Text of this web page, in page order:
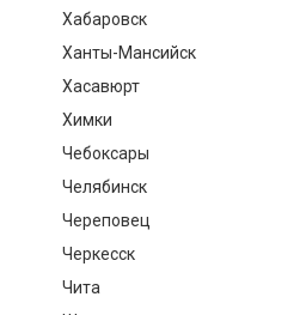
Хабаровск
Ханты-Мансийск
Хасавюрт
Химки
Чебоксары
Челябинск
Череповец
Черкесск
Чита